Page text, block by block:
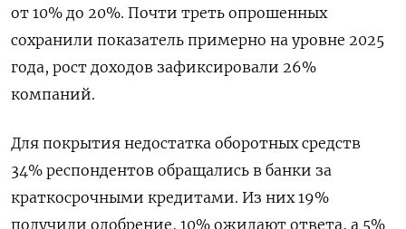
от 10% до 20%. Почти треть опрошенных
сохранили показатель примерно на уровне 2025
года, рост доходов зафиксировали 26%
компаний.
Для покрытия недостатка оборотных средств
34% респондентов обращались в банки за
краткосрочными кредитами. Из них 19%
получили одобрение, 10% ожидают ответа, а 5%